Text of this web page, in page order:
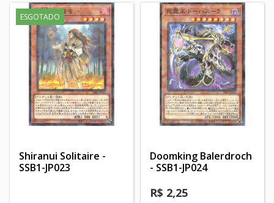
ESGOTADO
Shiranui Solitaire -
SSB1-JP023
Doomking Balerdroch
- SSB1-JP024
R$ 2,25